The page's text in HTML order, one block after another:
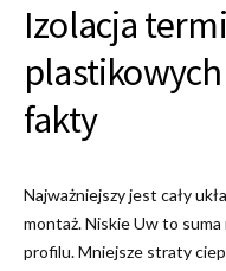
Izolacja
fakty
Najważniejszy jest cały
montaż. Niskie Uw to suma
profilu. Mniejsze straty